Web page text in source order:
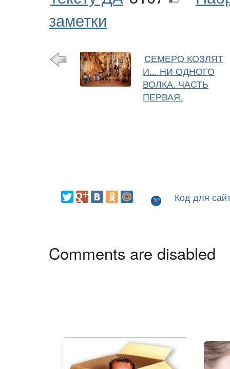
заметки
СЕМЕРО КОЗЛЯТ
И... НИ ОДНОГО
ВОЛКА. ЧАСТЬ
ПЕРВАЯ.
Код для
Comments are disabled